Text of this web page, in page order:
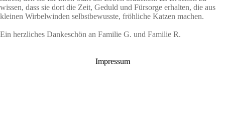
wissen, dass sie dort die Zeit, Geduld und Fürsorge erhalten, die aus
kleinen Wirbelwinden selbstbewusste, fröhliche Katzen machen.
Ein herzliches Dankeschön an Familie G. und Familie R.
Impressum